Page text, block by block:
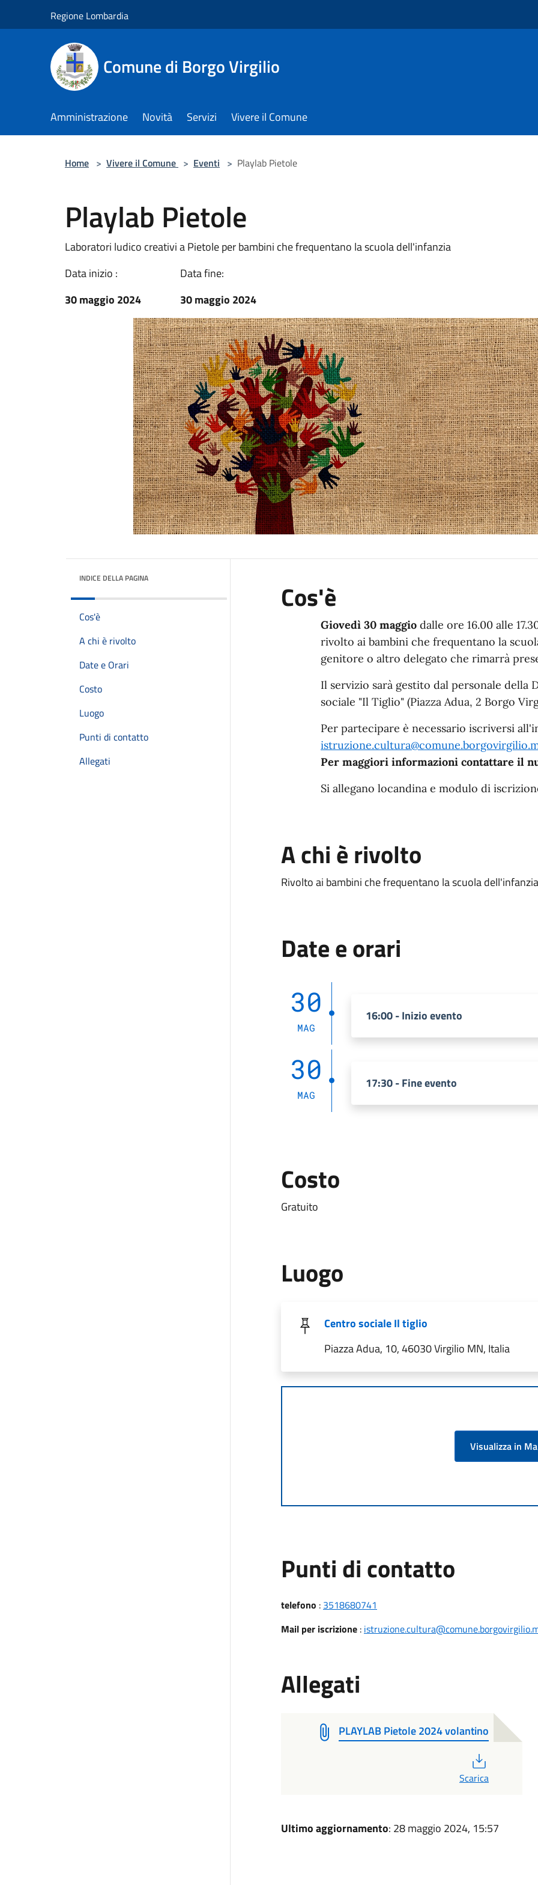
Regione Lombardia
Comune di Borgo Virgilio
Amministrazione Novità Servizi Vivere il Comune
Home > Vivere il Comune > Eventi > Playlab Pietole
Playlab Pietole
Laboratori ludico creativi a Pietole per bambini che frequentano la scuola dell'infanzia
Data inizio :
30 maggio 2024
Data fine:
30 maggio 2024
INDICE DELLA PAGINA
Cos'è
A chi è rivolto
Date e Orari
Costo
Luogo
Punti di contatto
Allegati
Cos'è
Giovedì 30 maggiodalle ore 16.00 alle
rivolto ai bambini che frequentano la
genitore o altro delegato che rimarrà
Il servizio sarà gestito dal personale della
sociale "Il Tiglio" (Piazza Adua, 2 Borgo
Per partecipare è necessario iscriversi
Per maggiori informazioni contattare il
Si allegano locandina e modulo di
A chi è rivolto
Rivolto ai bambini che frequentano la scuola dell'infanzia
Date e orari
30
MAG
16:00 - Inizio evento
30
MAG
17:30 - Fine evento
Costo
Gratuito
Luogo
Centro sociale Il tiglio
Piazza Adua, 10, 46030 Virgilio MN, Italia
Visualizza in
Punti di contatto
telefono : 3518680741
Mail per iscrizione:
Allegati
PLAYLAB Pietole 2024 volantino
Scarica
Ultimo aggiornamento: 28 maggio 2024, 15:57